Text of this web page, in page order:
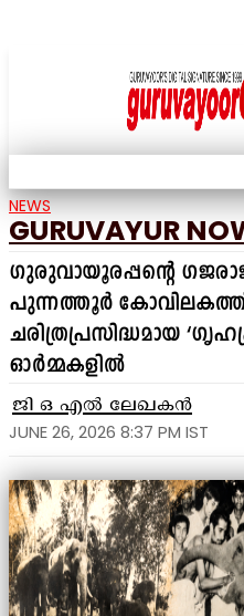
NEWS
GURUVAYUR
ഗുരുവായൂരപ്പന്റെ
പുന്നത്തൂർ
ചരിത്രപ്രസിദ്ധമായ
ഓർമ്മകളിൽ
ജി ഒ എൽ ലേഖകൻ
JUNE 26, 2026 8:37 PM IST